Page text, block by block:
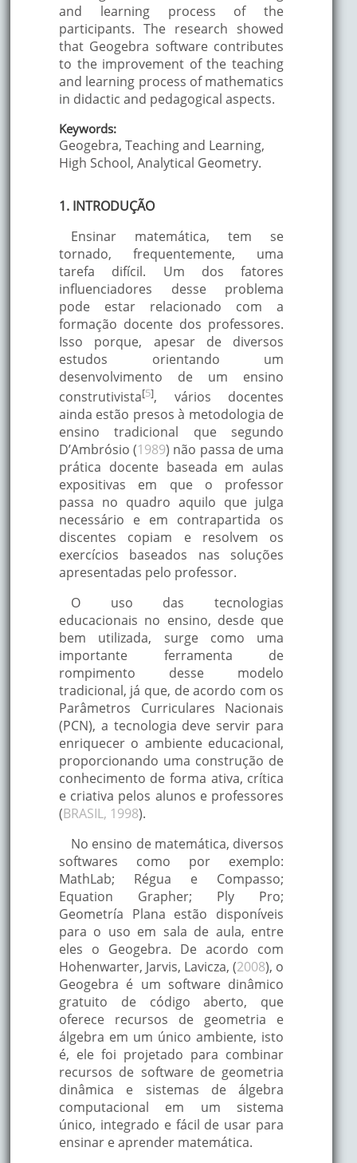
and learning process of the
participants. The research showed
that Geogebra software contributes
to the improvement of the teaching
and learning process of mathematics
in didactic and pedagogical aspects.
Keywords:
Geogebra, Teaching and Learning,
High School, Analytical Geometry.
1. INTRODUÇÃO
Ensinar matemática, tem se
tornado, frequentemente, uma
tarefa difícil. Um dos fatores
influenciadores desse problema
pode estar relacionado com a
formação docente dos professores.
Isso porque, apesar de diversos
estudos orientando um
desenvolvimento de um ensino
construtivista[5], vários docentes
ainda estão presos à metodologia de
ensino tradicional que segundo
D’Ambrósio (1989) não passa de uma
prática docente baseada em aulas
expositivas em que o professor
passa no quadro aquilo que julga
necessário e em contrapartida os
discentes copiam e resolvem os
exercícios baseados nas soluções
apresentadas pelo professor.
O uso das tecnologias
educacionais no ensino, desde que
bem utilizada, surge como uma
importante ferramenta de
rompimento desse modelo
tradicional, já que, de acordo com os
Parâmetros Curriculares Nacionais
(PCN), a tecnologia deve servir para
enriquecer o ambiente educacional,
proporcionando uma construção de
conhecimento de forma ativa, crítica
e criativa pelos alunos e professores
(BRASIL, 1998).
No ensino de matemática, diversos
softwares como por exemplo:
MathLab; Régua e Compasso;
Equation Grapher; Ply Pro;
Geometría Plana estão disponíveis
para o uso em sala de aula, entre
eles o Geogebra. De acordo com
Hohenwarter, Jarvis, Lavicza, (2008), o
Geogebra é um software dinâmico
gratuito de código aberto, que
oferece recursos de geometria e
álgebra em um único ambiente, isto
é, ele foi projetado para combinar
recursos de software de geometria
dinâmica e sistemas de álgebra
computacional em um sistema
único, integrado e fácil de usar para
ensinar e aprender matemática.